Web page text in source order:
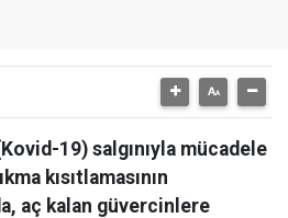
19) salgınıyla mücadele
kısıtlamasının
aç kalan güvercinlere